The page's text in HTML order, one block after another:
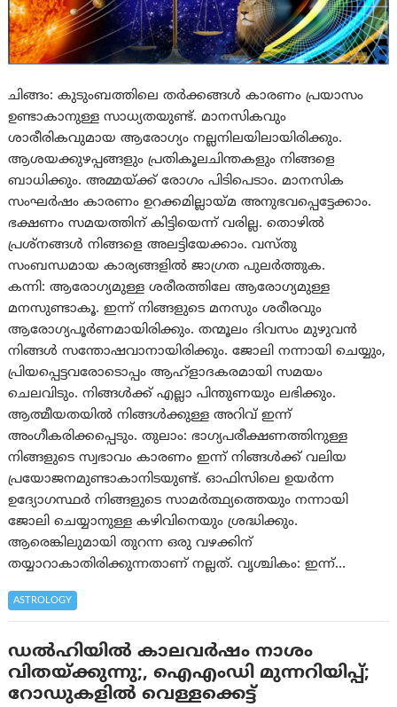
ചിങ്ങം: കുടുംബത്തിലെ തര്‍ക്കങ്ങള്‍ കാരണം പ്രയാസം
ഉണ്ടാകാനുള്ള സാധ്യതയുണ്ട്. മാനസികവും
ശാരീരികവുമായ ആരോഗ്യം നല്ലനിലയിലായിരിക്കും.
ആശയക്കുഴപ്പങ്ങളും പ്രതികൂലചിന്തകളും നിങ്ങളെ
ബാധിക്കും. അമ്മയ്ക്ക് രോഗം പിടിപെടാം. മാനസിക
സംഘര്‍ഷം കാരണം ഉറക്കമില്ലായ്‌മ അനുഭവപ്പെട്ടേക്കാം.
ഭക്ഷണം സമയത്തിന് കിട്ടിയെന്ന് വരില്ല. തൊഴില്‍
പ്രശ്‌നങ്ങള്‍ നിങ്ങളെ അലട്ടിയേക്കാം. വസ്‌തു
സംബന്ധമായ കാര്യങ്ങളില്‍ ജാഗ്രത പുലര്‍ത്തുക.
കന്നി: ആരോഗ്യമുള്ള ശരീരത്തിലേ ആരോഗ്യമുള്ള
മനസുണ്ടാകൂ. ഇന്ന് നിങ്ങളുടെ മനസും ശരീരവും
ആരോഗ്യപൂർണമായിരിക്കും. തന്മൂലം ദിവസം മുഴുവന്‍
നിങ്ങള്‍ സന്തോഷവാനായിരിക്കും. ജോലി നന്നായി ചെയ്യും,
പ്രിയപ്പെട്ടവരോടൊപ്പം ആഹ്ളാദകരമായി സമയം
ചെലവിടും. നിങ്ങള്‍ക്ക് എല്ലാ പിന്തുണയും ലഭിക്കും.
ആത്മീയതയില്‍ നിങ്ങള്‍ക്കുള്ള അറിവ് ഇന്ന്
അംഗീകരിക്കപ്പെടും. തുലാം: ഭാഗ്യപരീക്ഷണത്തിനുള്ള
നിങ്ങളുടെ സ്വഭാവം കാരണം ഇന്ന് നിങ്ങൾക്ക് വലിയ
പ്രയോജനമുണ്ടാകാനിടയുണ്ട്. ഓഫിസിലെ ഉയർന്ന
ഉദ്യോഗസ്ഥർ നിങ്ങളുടെ സാമർത്ഥ്യത്തെയും നന്നായി
ജോലി ചെയ്യാനുള്ള കഴിവിനെയും ശ്രദ്ധിക്കും.
ആരെങ്കിലുമായി തുറന്ന ഒരു വഴക്കിന്
തയ്യാറാകാതിരിക്കുന്നതാണ് നല്ലത്. വൃശ്ചികം: ഇന്ന്…
ASTROLOGY
ഡൽഹിയിൽ കാലവർഷം നാശം
വിതയ്ക്കുന്നു;, ഐഎംഡി മുന്നറിയിപ്പ്;
റോഡുകളിൽ വെള്ളക്കെട്ട്